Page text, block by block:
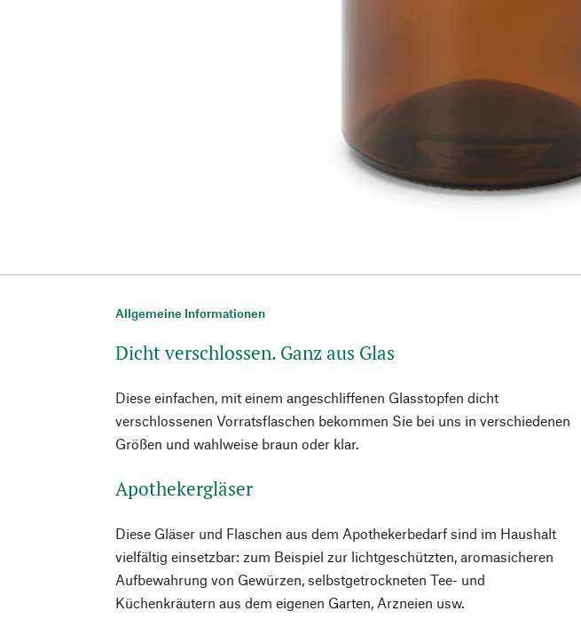
Allgemeine Informationen
Dicht verschlossen. Ganz aus Glas
Diese einfachen, mit einem angeschliffenen Glasstopfen dicht
verschlossenen Vorratsflaschen bekommen Sie bei uns in verschiedenen
Größen und wahlweise braun oder klar.
Apothekergläser
Diese Gläser und Flaschen aus dem Apothekerbedarf sind im Haushalt
vielfältig einsetzbar: zum Beispiel zur lichtgeschützten, aromasicheren
Aufbewahrung von Gewürzen, selbstgetrockneten Tee- und
Küchenkräutern aus dem eigenen Garten, Arzneien usw.